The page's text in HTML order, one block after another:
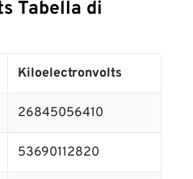
Tabella di
Kiloelectronvolts
26845056410
53690112820